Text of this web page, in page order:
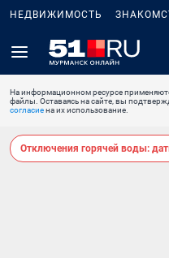
НЕДВИЖИМОСТЬ
На информационном ресурсе
файлы. Оставаясь на сайте, вы
согласиена их использование.
Отключения горячей воды: